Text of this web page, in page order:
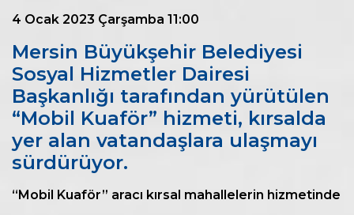
4 Ocak 2023 Çarşamba 11:00
Mersin Büyükşehir Belediyesi
Sosyal Hizmetler Dairesi
Başkanlığı tarafından yürütülen
“Mobil Kuaför” hizmeti, kırsalda
yer alan vatandaşlara ulaşmayı
sürdürüyor.
“Mobil Kuaför” aracı kırsal mahallelerin hizmetinde